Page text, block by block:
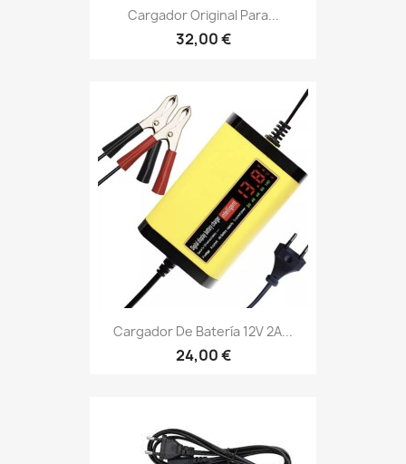
Cargador Original Para...
32,00 €
Cargador De Batería 12V 2A...
24,00 €